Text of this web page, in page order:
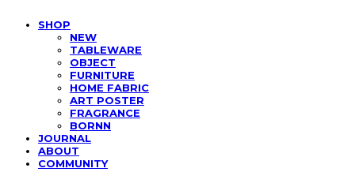
SHOP
NEW
TABLEWARE
OBJECT
FURNITURE
HOME FABRIC
ART POSTER
FRAGRANCE
BORNN
JOURNAL
ABOUT
COMMUNITY